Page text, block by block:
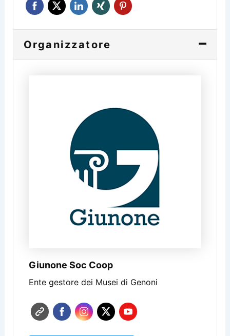
Organizzatore
Giunone Soc Coop
Ente gestore dei Musei di Genoni